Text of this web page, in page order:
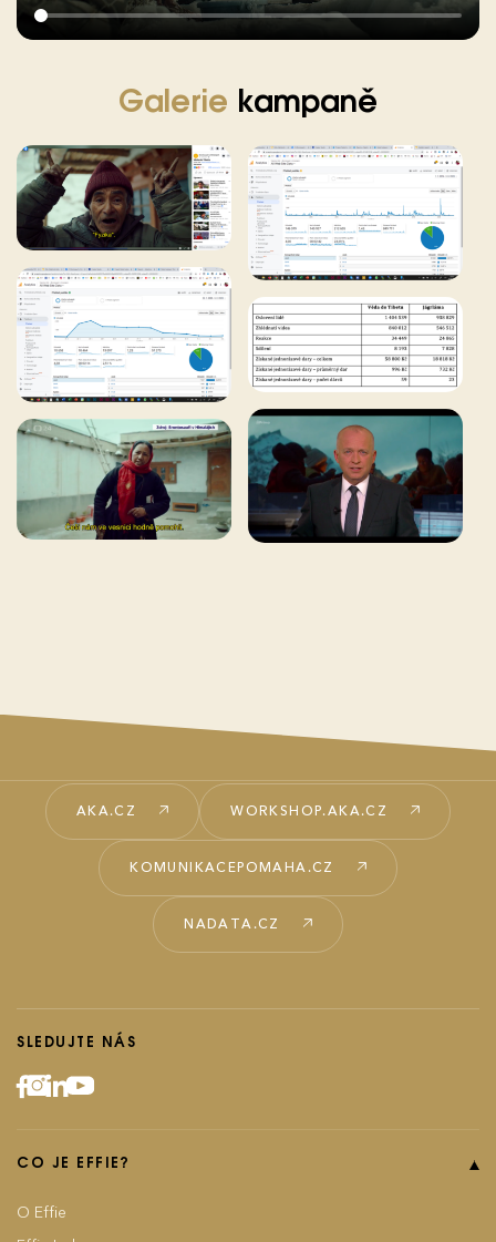
Galerie kampaně
AKA.CZ WORKSHOP.AKA.CZ
KOMUNIKACEPOMAHA.CZ
NADATA.CZ
SLEDUJTE NÁS
CO JE EFFIE?
O Effie